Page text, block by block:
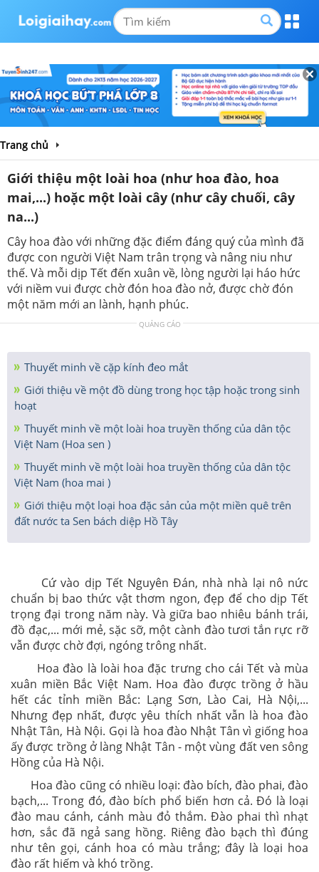
Trang chủ
Giới thiệu một loài hoa (như hoa đào, hoa
mai,...) hoặc một loài cây (như cây chuối, cây
na...)
Cây hoa đào với những đặc điểm đáng quý của mình đã
được con người Việt Nam trân trọng và nâng niu như
thế. Và mỗi dịp Tết đến xuân về, lòng người lại háo hức
với niềm vui được chờ đón hoa đào nở, được chờ đón
một năm mới an lành, hạnh phúc.
QUẢNG CÁO
Thuyết minh về cặp kính đeo mắt
Giới thiệu về một đồ dùng trong học tập hoặc trong sinh
hoạt
Thuyết minh về một loài hoa truyền thống của dân tộc
Việt Nam (Hoa sen )
Thuyết minh về một loài hoa truyền thống của dân tộc
Việt Nam (hoa mai )
Giới thiệu một loại hoa đặc sản của một miền quê trên
đất nước ta Sen bách diệp Hồ Tây
Cứ vào dịp Tết Nguyên Đán, nhà nhà lại nô nức
chuẩn bị bao thức vật thơm ngon, đẹp để cho dịp Tết
trọng đại trong năm này. Và giữa bao nhiêu bánh trái,
đồ đạc,... mới mẻ, sặc sỡ, một cành đào tươi tắn rực rỡ
vẫn được chờ đợi, ngóng trông nhất.
Hoa đào là loài hoa đặc trưng cho cái Tết và mùa
xuân miền Bắc Việt Nam. Hoa đào được trồng ở hầu
hết các tỉnh miền Bắc: Lạng Sơn, Lào Cai, Hà Nội,...
Nhưng đẹp nhất, được yêu thích nhất vẫn là hoa đào
Nhật Tân, Hà Nội. Gọi là hoa đào Nhật Tân vì giống hoa
ấy được trồng ở làng Nhật Tân - một vùng đất ven sông
Hồng của Hà Nội.
Hoa đào cũng có nhiều loại: đào bích, đào phai, đào
bạch,... Trong đó, đào bích phổ biến hơn cả. Đó là loại
đào mau cánh, cánh màu đỏ thắm. Đào phai thì nhạt
hơn, sắc đã ngả sang hồng. Riêng đào bạch thì đúng
như tên gọi, cánh hoa có màu trắng; đây là loại hoa
đào rất hiếm và khó trồng.